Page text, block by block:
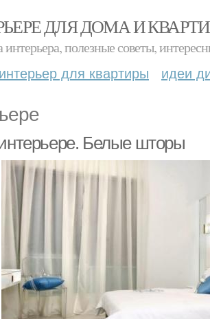
ДЛЯ ДОМА И
полезные советы,
интерьер для квартиры идеи
Белые шторы